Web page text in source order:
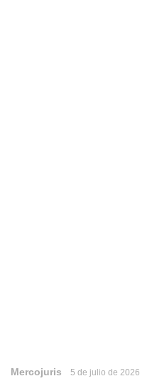
Mercojuris 5 de julio de 2026